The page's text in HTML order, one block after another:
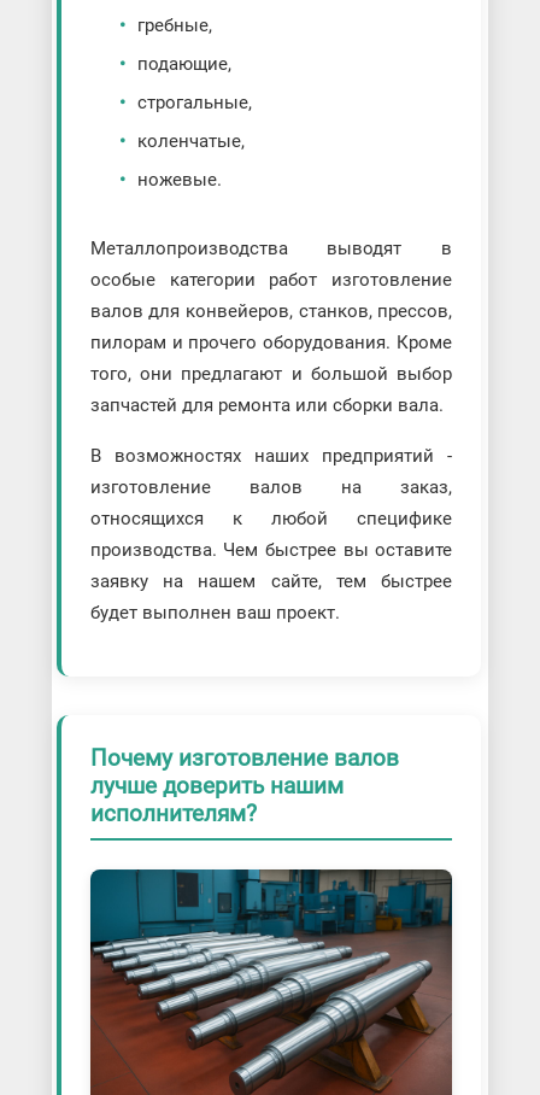
гребные,
подающие,
строгальные,
коленчатые,
ножевые.
Металлопроизводства выводят в
особые категории работ изготовление
валов для конвейеров, станков, прессов,
пилорам и прочего оборудования. Кроме
того, они предлагают и большой выбор
запчастей для ремонта или сборки вала.
В возможностях наших предприятий -
изготовление валов на заказ,
относящихся к любой специфике
производства. Чем быстрее вы оставите
заявку на нашем сайте, тем быстрее
будет выполнен ваш проект.
Почему изготовление валов
лучше доверить нашим
исполнителям?